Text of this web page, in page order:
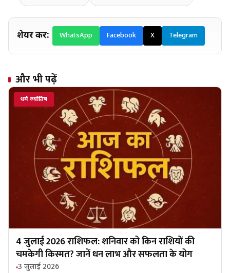
शेयर करें: WhatsApp Facebook X Telegram
और भी पढ़ें
धर्म ज्योतिष
4 जुलाई 2026 राशिफल: शनिवार को किन राशियों की
चमकेगी किस्मत? जानें धन लाभ और सफलता के योग
3 जुलाई 2026